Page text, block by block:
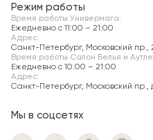
Режим работы
Время работы Универмага:
Ежедневно c 11:00 – 21:00
Адрес:
Санкт-Петербург, Московский пр.,
Время работы Салон Белья и
Ежедневно c 10:00 – 21:00
Адрес:
Санкт-Петербург, Московский пр.,
Мы в соцсетях